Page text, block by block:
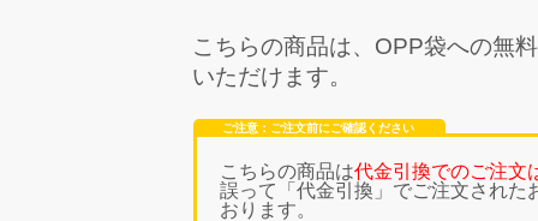
こちらの商品は、 OPP袋への無
いただけます。
ご注意：ご注文前にご確認ください
こちらの商品は代金引換でのご注文
誤って「代金引換」でご注文された
おります。